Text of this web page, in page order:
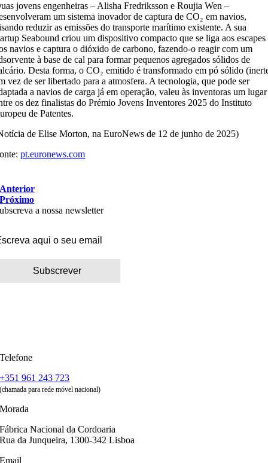
jovens engenheiras – Alisha Fredriksson e Roujia Wen –
um sistema inovador de captura de CO₂ em navios,
reduzir as emissões do transporte marítimo existente. A sua
Seabound criou um dispositivo compacto que se liga aos escapes
navios e captura o dióxido de carbono, fazendo-o reagir com um
à base de cal para formar pequenos agregados sólidos de
Desta forma, o CO₂ emitido é transformado em pó sólido
vez de ser libertado para a atmosfera. A tecnologia, que pode ser
a navios de carga já em operação, valeu às inventoras um lugar
os dez finalistas do Prémio Jovens Inventores 2025 do Instituto
de Patentes.
de Elise Morton, na EuroNews de 12 de junho de 2025)
pt.euronews.com
Anterior
Próximo
a nossa newsletter
Telefone
+351 961 243 723
(chamada para rede móvel nacional)
Morada
Fábrica Nacional da Cordoaria
Rua da Junqueira, 1300-342 Lisboa
Email